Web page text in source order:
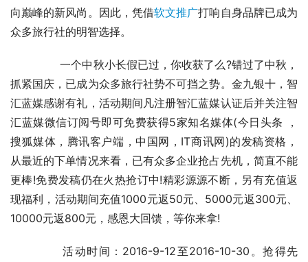
向巅峰的新风尚。因此，凭借软文推广打响自身品牌已成为
众多旅行社的明智选择。
抓紧国庆，已成为众多旅行社势不可挡之势。金九银十，智
汇蓝媒感谢有礼，活动期间凡注册智汇蓝媒认证后并关注智
汇蓝媒微信订阅号即可免费获得5家知名媒体(今日头条 ，
搜狐媒体，腾讯客户端，中国网，IT商讯网)的发稿资格，
从最近的下单情况来看，已有众多企业抢占先机，简直不能
更棒!免费发稿仍在火热抢订中!精彩源源不断，另有充值返
现福利，活动期间充值1000元返50元、5000元返300元、
10000元返800元，感恩大回馈，等你来拿!